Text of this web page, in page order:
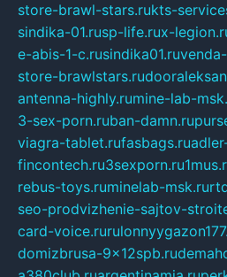
store-brawl-stars.rukts-
sindika-01.rusp-life.rux-
e-abis-1-c.rusindika01.ru
store-brawlstars.ru
antenna-highly.rumine-lab-
3-sex-porn.ruban-damn.ru
viagra-tablet.rufasbags.ru
fincontech.ru3sexporn.ru
rebus-toys.ruminelab-msk.ru
seo-prodvizhenie-sajtov-
card-voice.ru
domizbrusa-9x12spb.ru